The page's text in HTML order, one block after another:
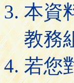
本資
教務
若您